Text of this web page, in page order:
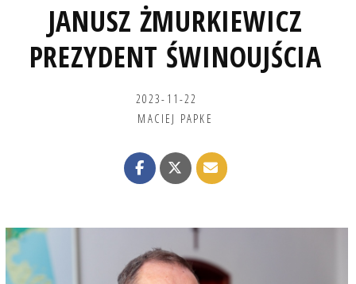
JANUSZ ŻMURKIEWICZ
PREZYDENT ŚWINOUJŚCIA
2023-11-22
MACIEJ PAPKE